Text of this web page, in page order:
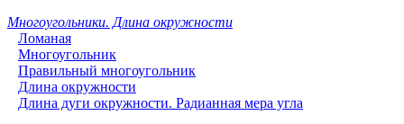
Многоугольники. Длина окружности
Ломаная
Многоугольник
Правильный многоугольник
Длина окружности
Длина дуги окружности. Радианная мера угла